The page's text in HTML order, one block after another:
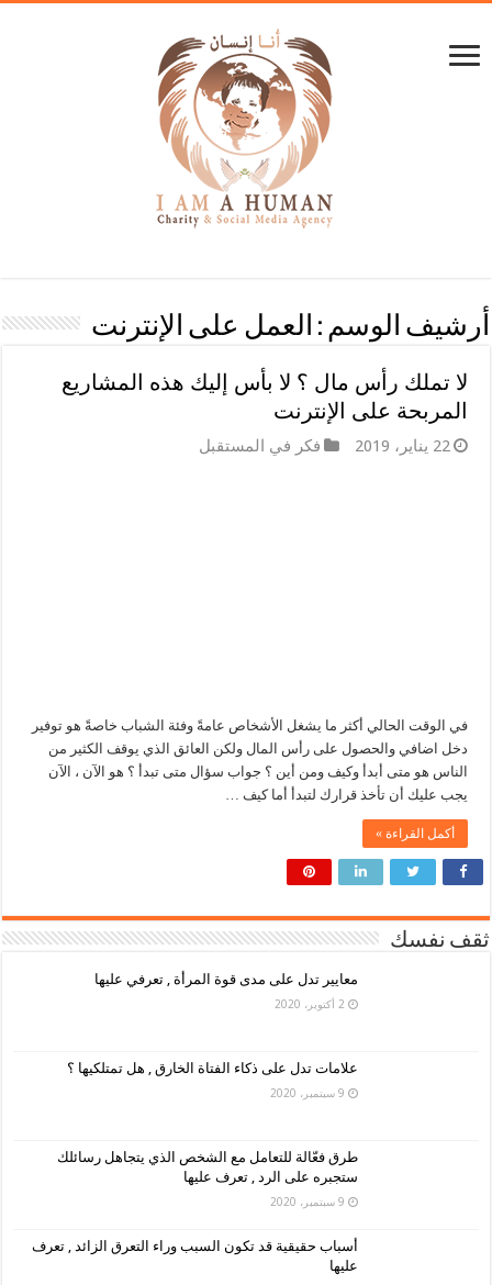
أرشيف الوسم : العمل على الإنترنت
لا تملك رأس مال ؟ لا بأس إليك هذه المشاريع
المربحة على الإنترنت
22 يناير، 2019 فكر في المستقبل
في الوقت الحالي أكثر ما يشغل الأشخاص عامةً وفئة الشباب خاصةً هو توفير
دخل اضافي والحصول على رأس المال ولكن العائق الذي يوقف الكثير من
الناس هو متى أبدأ وكيف ومن أين ؟ جواب سؤال متى تبدأ ؟ هو الآن ، الآن
يجب عليك أن تأخذ قرارك لتبدأ أما كيف …
أكمل القراءة »
ثقف نفسك
معايير تدل على مدى قوة المرأة , تعرفي عليها
2 أكتوبر، 2020
علامات تدل على ذكاء الفتاة الخارق , هل تمتلكيها ؟
9 سبتمبر، 2020
طرق فعّالة للتعامل مع الشخص الذي يتجاهل رسائلك
ستجبره على الرد , تعرف عليها
9 سبتمبر، 2020
أسباب حقيقية قد تكون السبب وراء التعرق الزائد , تعرف
عليها